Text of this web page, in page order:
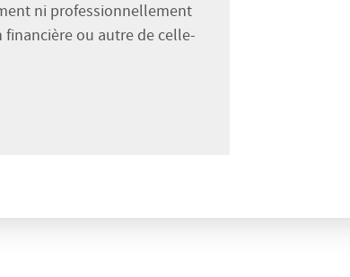
ni professionnellement
financière ou autre de celle-